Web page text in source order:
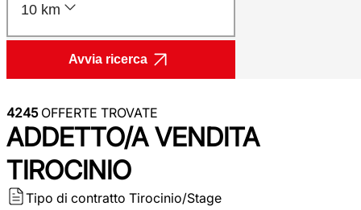
10 km
Avvia ricerca
4245OFFERTE TROVATE
ADDETTO/A VENDITA
TIROCINIO
Tipo di contratto Tirocinio/Stage